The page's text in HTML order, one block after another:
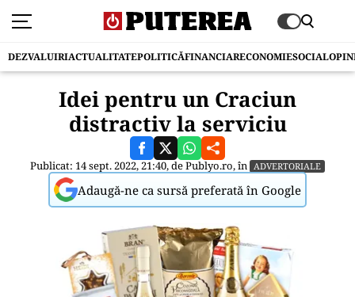
DEZVALUIRIACTUALITATEPOLITICĂFINANCIARECONOMIESOCIAL
Idei pentru un Craciun
distractiv la serviciu
Publicat: 14 sept. 2022, 21:40, dePublyo.ro, în ADVERTORIALE
Adaugă-ne ca sursă preferată în Google